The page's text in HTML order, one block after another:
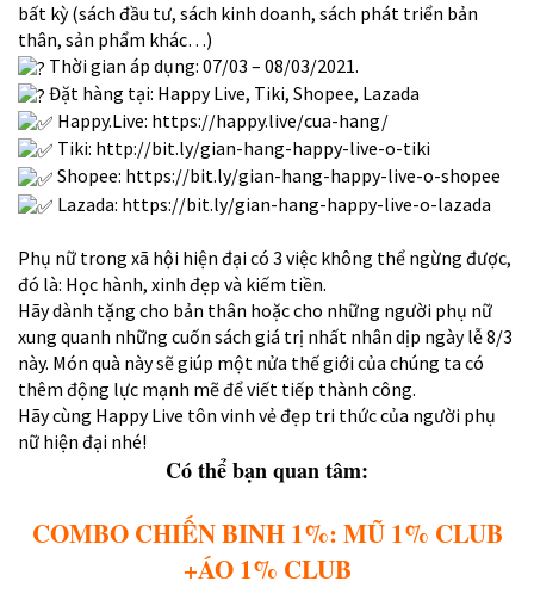
bất kỳ (sách đầu tư, sách kinh doanh, sách phát triển bản
thân, sản phẩm khác…)
Thời gian áp dụng: 07/03 – 08/03/2021.
Đặt hàng tại: Happy Live, Tiki, Shopee, Lazada
Happy.Live: https://happy.live/cua-hang/
Tiki: http://bit.ly/gian-hang-happy-live-o-tiki
Shopee: https://bit.ly/gian-hang-happy-live-o-shopee
Lazada: https://bit.ly/gian-hang-happy-live-o-lazada
Phụ nữ trong xã hội hiện đại có 3 việc không thể ngừng được,
đó là: Học hành, xinh đẹp và kiếm tiền.
Hãy dành tặng cho bản thân hoặc cho những người phụ nữ
xung quanh những cuốn sách giá trị nhất nhân dịp ngày lễ 8/3
này. Món quà này sẽ giúp một nửa thế giới của chúng ta có
thêm động lực mạnh mẽ để viết tiếp thành công.
Hãy cùng Happy Live tôn vinh vẻ đẹp tri thức của người phụ
nữ hiện đại nhé!
Có thể bạn quan tâm:
COMBO CHIẾN BINH 1%: MŨ 1% CLUB
+ÁO 1% CLUB